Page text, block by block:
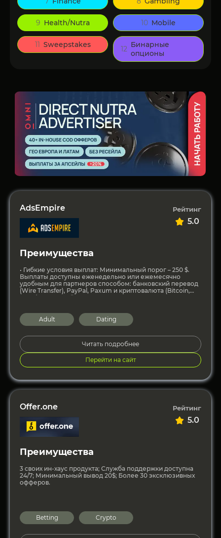
9 Health/Nutra 10 Mobile
11 Sweepstakes 12 Бинарные
опционы
AdsEmpire Рейтинг
5.0
Преимущества
• Гибкие условия выплат: Минимальный порог – 250 $.
Выплаты доступны еженедельно или ежемесячно
удобным для партнеров способом: банковский перевод
(Wire Transfer), PayPal, Paxum и криптовалюта (Bitcoin,
USDT). • Широкий
Adult Dating
Читать подробнее
Перейти на сайт
Offer.one Рейтинг
5.0
Преимущества
3 своих ин-хаус продукта; Служба поддержки доступна
24/7; Минимальный вывод 20$; Более 30 эксклюзивных
офферов.
Betting Crypto